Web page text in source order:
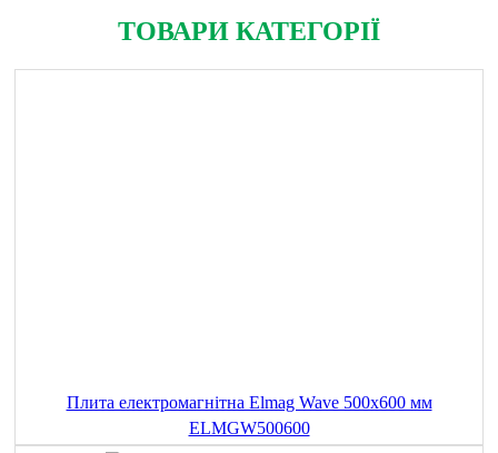
ТОВАРИ КАТЕГОРІЇ
Плита електромагнітна Elmag Wave 500x600 мм
ELMGW500600